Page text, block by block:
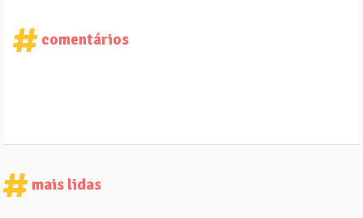
comentários
mais lidas